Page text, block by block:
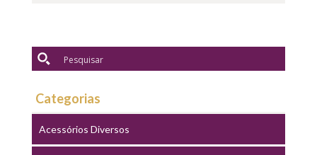
Categorias
Acessórios Diversos